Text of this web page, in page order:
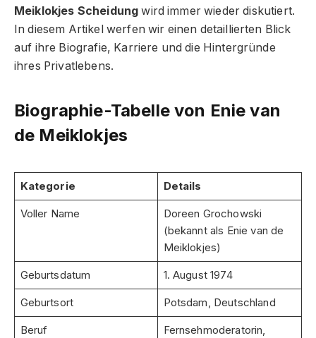
Meiklokjes Scheidung wird immer wieder diskutiert.
In diesem Artikel werfen wir einen detaillierten Blick
auf ihre Biografie, Karriere und die Hintergründe
ihres Privatlebens.
Biographie-Tabelle von Enie van
de Meiklokjes
Kategorie Details
Voller Name
Doreen Grochowski
(bekannt als Enie van de
Meiklokjes)
Geburtsdatum 1. August 1974
Geburtsort Potsdam, Deutschland
Beruf
Fernsehmoderatorin,